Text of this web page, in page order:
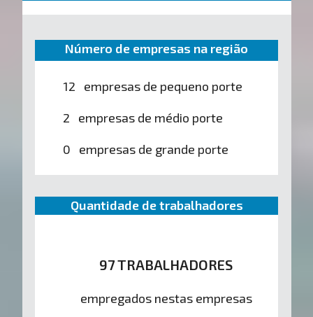
Número de empresas na região
12 empresas de pequeno porte
2 empresas de médio porte
0 empresas de grande porte
Quantidade de trabalhadores
97 TRABALHADORES
empregados nestas empresas